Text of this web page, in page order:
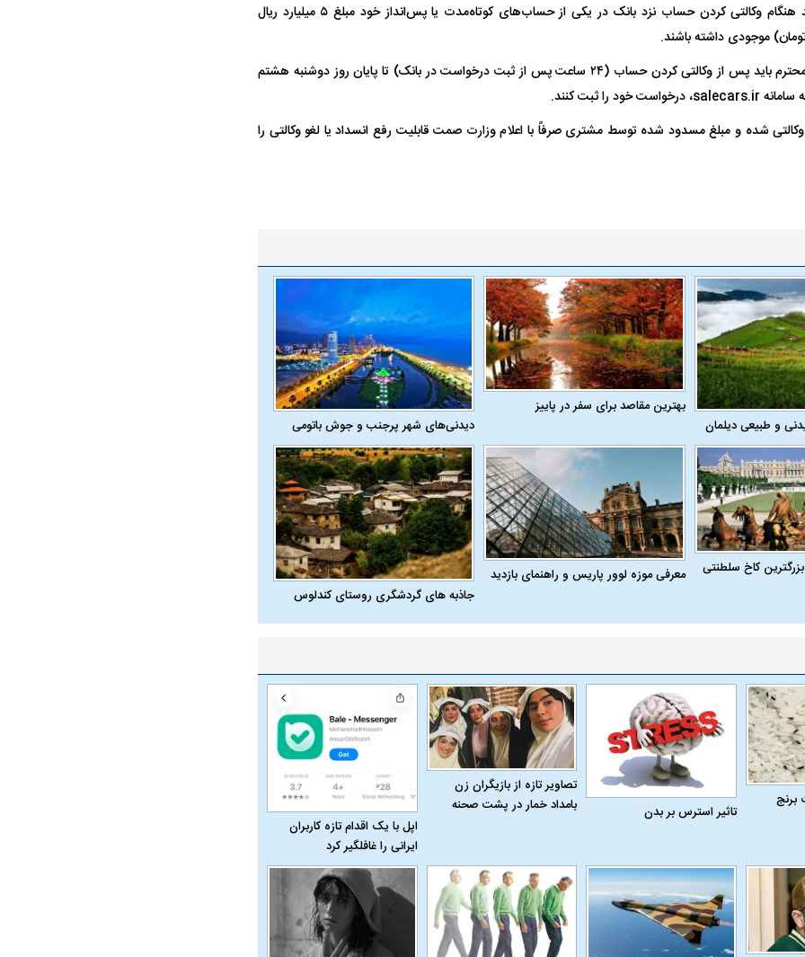
مشتریان ارجمند باید هنگام وکالتی کردن حساب نزد بانک در یکی از حساب‌های کوتاه‌مدت یا پس‌انداز خود مبلغ ۵ میلیارد ریال
همچنین متقاضیان محترم باید پس از وکالتی کردن حساب (۲۴ ساعت پس از ثبت درخواست در بانک) تا پایان روز دوشنبه هشتم
شده و مبلغ مسدود شده توسط مشتری صرفاً با اعلام وزارت صمت قابلیت رفع انسداد یا لغو وکالتی را
و طبیعی دیلمان
بهترین مقاصد برای سفر در پاییز
دیدنی‌های شهر پرجنب و جوش باتومی
کاخ سلطنتی
معرفی موزه لوور پاریس و راهنمای بازدید
جاذبه های گردشگری روستای کندلوس
برنج
تاثیر استرس بر بدن
تصاویر تازه از بازیگران زن
بامداد خمار در پشت صحنه
اپل با یک اقدام تازه کاربران
ایرانی را غافلگیر کرد
فضاپیمای «استارشیپ» ایلان ماسک
چیست؟
حدید ۱۱۰؛ نسخه سریع‌تر، پنهان‌کارتر و
جدید ایران چیست؟
هواپیمای مرموز E-11A BACN چیست؟
ناشناس که
مرگ دلخراش دختر ۱۸ ساله بر اثر برق
گرفتگی
واژگونی مرگبار سمند در اصفهان | ۴ نفر
کشته شدند
منتفی شد؛
ابهام بزرگ درباره قرارداد یاسر آسانی؛
اولین چالش حقوقی استقلال
پرسپولیس در انتظار سه خرید کلیدی
پیش از شروع لیگ